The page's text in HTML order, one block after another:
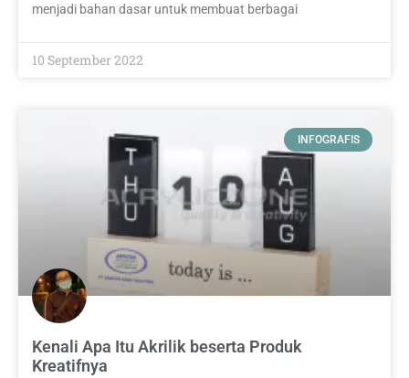
menjadi bahan dasar untuk membuat berbagai
10 September 2022
INFOGRAFIS
Kenali Apa Itu Akrilik beserta Produk
Kreatifnya